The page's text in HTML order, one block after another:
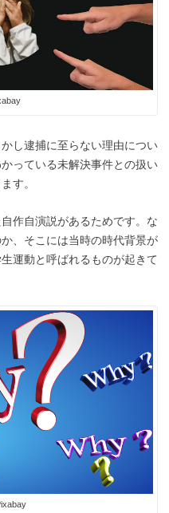
し逮捕に至らない理由につい
っている未解決事件との扱い
す。
作自演説があるためです。な
、そこには当時の時代背景が
運動と呼ばれるものが起きて